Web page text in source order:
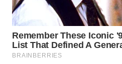
BOGOR
WN
DEPOK